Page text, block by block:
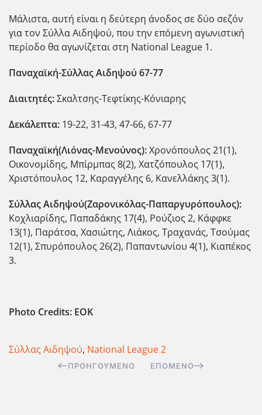
Μάλιστα, αυτή είναι η δεύτερη άνοδος σε δύο σεζόν
για τον Σύλλα Αιδηψού, που την επόμενη αγωνιστική
περίοδο θα αγωνίζεται στη National League 1.
Παναχαϊκή-Σύλλας Αιδηψού 67-77
Διαιτητές:Σκαλτσης-Τεφτίκης-Κόνιαρης
Δεκάλεπτα: 19-22, 31-43, 47-66, 67-77
Παναχαϊκή(Λιόνας-Μενούνος):Χρονόπουλος 21(1),
Οικονομίδης, Μπίρμπας 8(2), Χατζόπουλος 17(1),
Χριστόπουλος 12, Καραγγέλης 6, Κανελλάκης 3(1).
Σύλλας Αιδηψού(Ζαρονικόλας-Παπαργυρόπουλος):
Κοχλιαρίδης, Παπαδάκης 17(4), Ρούζιος 2, Κάφφκε
13(1), Παράτσα, Χασιώτης, Λιάκος, Τραχανάς, Τσούμας
12(1), Σπυρόπουλος 26(2), Παπαντωνίου 4(1), Κιαπέκος
3.
Photo Credits: EOK
Σύλλας Αιδηψού, National League 2
ΠΡΟΗΓΟΎΜΕΝΟ ΕΠΌΜΕΝΟ